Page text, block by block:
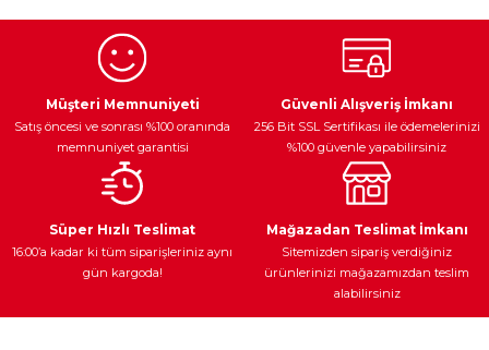
Egzoz Sistemi
Ateşleme Sistemi Araç Yağları
Müşteri Memnuniyeti
Satış öncesi ve sonrası %100 oranında
memnuniyet garantisi
Güvenli Alışveriş İmkanı
256 Bit SSL Sertifikası ile ödemelerinizi
%100 güvenle yapabilirsiniz
Süper Hızlı Teslimat
16:00’a kadar ki tüm siparişleriniz aynı
gün kargoda!
Mağazadan Teslimat İmkanı
Sitemizden sipariş verdiğiniz
ürünlerinizi mağazamızdan teslim
alabilirsiniz